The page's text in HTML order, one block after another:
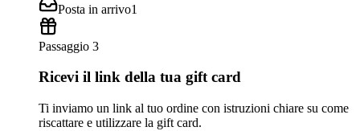
Posta in arrivo1
Passaggio 3
Ricevi il link della tua gift card
Ti inviamo un link al tuo ordine con istruzioni chiare su come
riscattare e utilizzare la gift card.